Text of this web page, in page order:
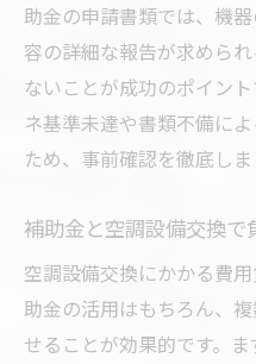
助金の申請書類では、機
容の詳細な報告が求めら
ないことが成功のポイン
ネ基準未達や書類不備に
ため、事前確認を徹底しま
補助金と空調設備交換で
空調設備交換にかかる費
助金の活用はもちろん、
せることが効果的です。